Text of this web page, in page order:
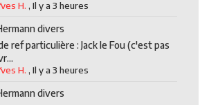
H. ,Il y a 3 heures
divers
ref particulière : Jack le Fou (c'est pas
H. ,Il y a 3 heures
divers